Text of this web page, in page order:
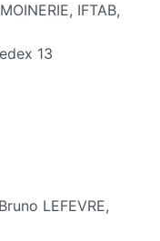
IFTAB,
13
LEFEVRE,